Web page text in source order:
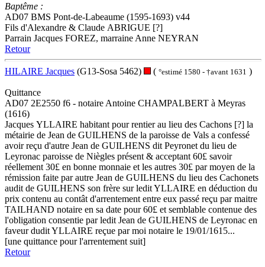
Baptême :
AD07 BMS Pont-de-Labeaume (1595-1693) v44
Fils d'Alexandre & Claude ABRIGUE [?]
Parrain Jacques FOREZ, marraine Anne NEYRAN
Retour
HILAIRE Jacques (G13-Sosa 5462) ( °estimé 1580 - †avant 1631 )
Quittance
AD07 2E2550 f6 - notaire Antoine CHAMPALBERT à Meyras
(1616)
Jacques YLLAIRE habitant pour rentier au lieu des Cachons [?] la
métairie de Jean de GUILHENS de la paroisse de Vals a confessé
avoir reçu d'autre Jean de GUILHENS dit Peyronet du lieu de
Leyronac paroisse de Niègles présent & acceptant 60£ savoir
réellement 30£ en bonne monnaie et les autres 30£ par moyen de la
rémission faite par autre Jean de GUILHENS du lieu des Cachonets
audit de GUILHENS son frère sur ledit YLLAIRE en déduction du
prix contenu au contât d'arrentement entre eux passé reçu par maitre
TAILHAND notaire en sa date pour 60£ et semblable contenue des
l'obligation consentie par ledit Jean de GUILHENS de Leyronac en
faveur dudit YLLAIRE reçue par moi notaire le 19/01/1615...
[une quittance pour l'arrentement suit]
Retour